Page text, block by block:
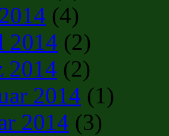
(4)
2014 (2)
2014 (2)
2014 (1)
2014 (3)